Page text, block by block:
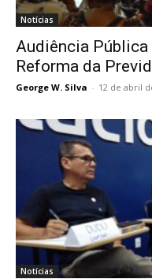
Notícias
Audiência
Reforma da
George W. Silva - 12 de abril
Notícias